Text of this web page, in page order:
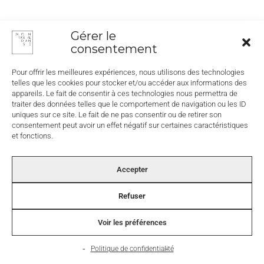
Gérer le
consentement
Pour offrir les meilleures expériences, nous utilisons des technologies
telles que les cookies pour stocker et/ou accéder aux informations des
appareils. Le fait de consentir à ces technologies nous permettra de
traiter des données telles que le comportement de navigation ou les ID
uniques sur ce site. Le fait de ne pas consentir ou de retirer son
consentement peut avoir un effet négatif sur certaines caractéristiques
et fonctions.
Accepter
Refuser
Voir les préférences
Politique de confidentialité
Facebook-
f
InstagramYoutube
© 2026Montréal Danse
Webdesign |Julien Berthier
Donations
Newsletter